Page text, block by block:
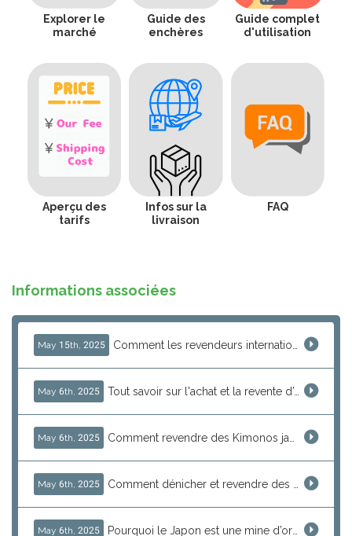
Explorer le
marché
Guide des
enchères
Guide complet
d'utilisation
Aperçu des
tarifs
Infos sur la
livraison
FAQ
Informations associées
May 15th, 2025 Comment les revendeurs internationaux tirent profit des marchés d'occasion japonais grâce à J-Subculture
May 6th, 2025 Tout savoir sur l'achat et la revente d’ordinateurs rétro japonais avec J-Subculture
May 6th, 2025 Comment revendre des Kimonos japonais authentiques : Guide pour importer du Japon
May 6th, 2025 Comment dénicher et revendre des antiquités japonaises uniques : vases, assiettes décoratives et trésors traditionnels
May 6th, 2025 Pourquoi le Japon est une mine d’or pour les objets de collection rares et vintage